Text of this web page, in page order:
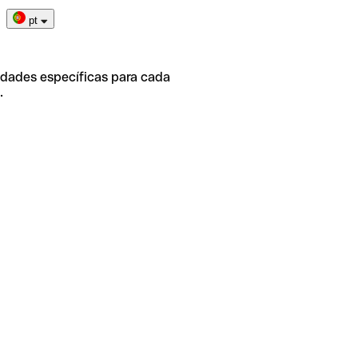
pt
específicas para cada